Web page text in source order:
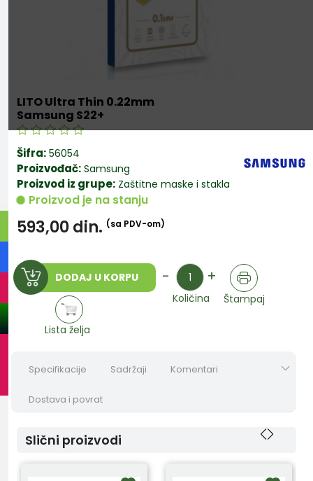
LITO Ultra Thin 0.22mm
Samsung S22+
Šifra: 56054
Proizvođač: Samsung
Proizvod iz grupe: Zaštitne maske i stakla
Proizvod je na stanju
593,00din. (sa PDV-om)
DODAJ U KORPU - Količina +
Količina Štampaj
Lista želja
Specifikacije Sadržaji Komentari
Dostava i povrat
Slični proizvodi